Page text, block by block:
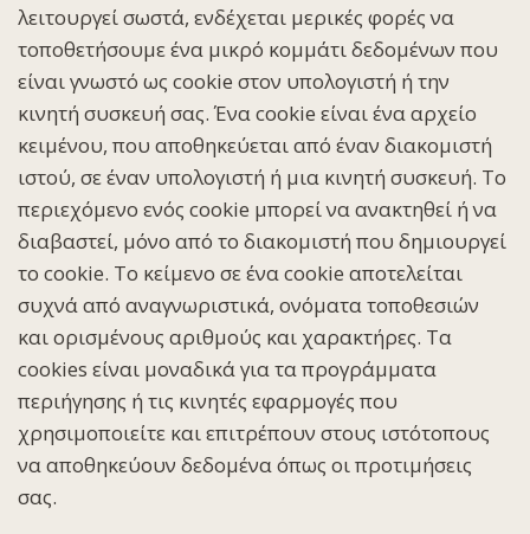
λειτουργεί σωστά, ενδέχεται μερικές φορές να
τοποθετήσουμε ένα μικρό κομμάτι δεδομένων που
είναι γνωστό ως cookie στον υπολογιστή ή την
κινητή συσκευή σας. Ένα cookie είναι ένα αρχείο
κειμένου, που αποθηκεύεται από έναν διακομιστή
ιστού, σε έναν υπολογιστή ή μια κινητή συσκευή. Το
περιεχόμενο ενός cookie μπορεί να ανακτηθεί ή να
διαβαστεί, μόνο από το διακομιστή που δημιουργεί
το cookie. Το κείμενο σε ένα cookie αποτελείται
συχνά από αναγνωριστικά, ονόματα τοποθεσιών
και ορισμένους αριθμούς και χαρακτήρες. Τα
cookies είναι μοναδικά για τα προγράμματα
περιήγησης ή τις κινητές εφαρμογές που
χρησιμοποιείτε και επιτρέπουν στους ιστότοπους
να αποθηκεύουν δεδομένα όπως οι προτιμήσεις
σας.